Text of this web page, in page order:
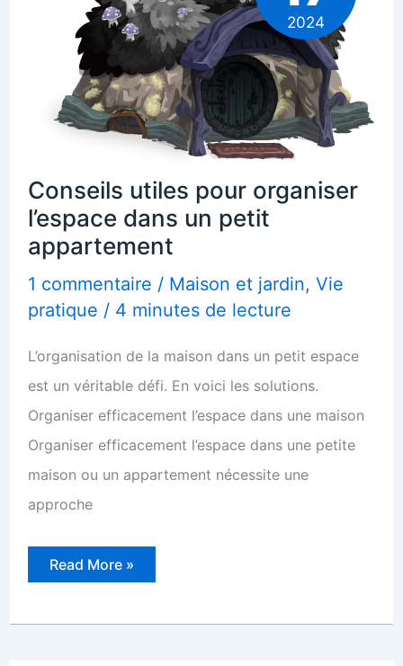
étapes
Conseils utiles pour organiser
l’espace dans un petit
appartement
1 commentaire / Maison et jardin, Vie
pratique / 4 minutes de lecture
L’organisation de la maison dans un petit espace
est un véritable défi. En voici les solutions.
Organiser efficacement l’espace dans une maison
Organiser efficacement l’espace dans une petite
maison ou un appartement nécessite une
approche
Conseils
l’espace
Read More »
2024